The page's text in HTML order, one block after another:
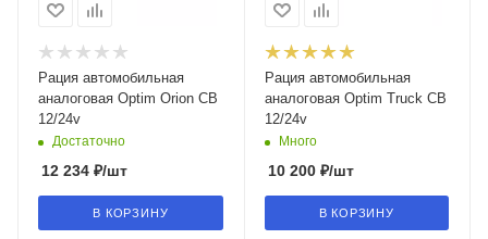
Рация автомобильная
аналоговая Optim Orion CB
12/24v
Достаточно
12 234 ₽/шт
В КОРЗИНУ
Рация автомобильная
аналоговая Optim Truck CB
12/24v
Много
10 200₽/шт
В КОРЗИНУ